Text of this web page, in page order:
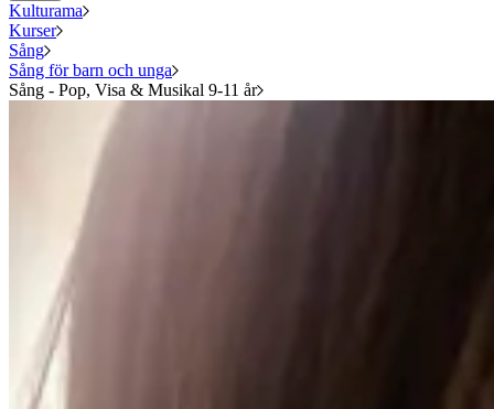
Kulturama
Kurser
Sång
Sång för barn och unga
Sång - Pop, Visa & Musikal 9-11 år